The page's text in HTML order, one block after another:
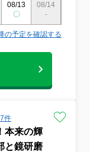
08/13
〇
08/14
-
の予定を確認する
件
本来の輝
と鏡研磨